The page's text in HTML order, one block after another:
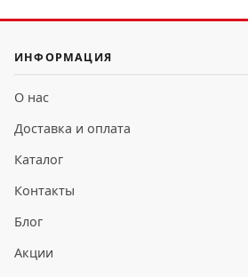
ИНФОРМАЦИЯ
О нас
Доставка и оплата
Каталог
Контакты
Блог
Акции